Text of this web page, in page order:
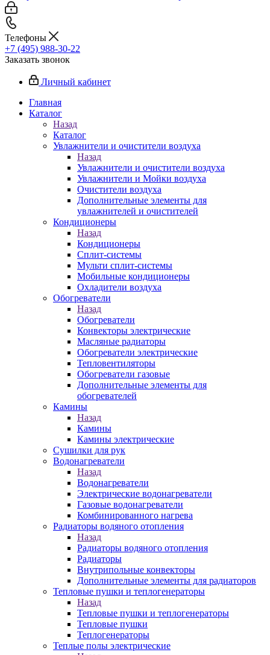
Телефоны
+7 (495) 988-30-22
Заказать звонок
Личный кабинет
Главная
Каталог
Назад
Каталог
Увлажнители и очистители воздуха
Назад
Увлажнители и очистители воздуха
Увлажнители и Мойки воздуха
Очистители воздуха
Дополнительные элементы для
увлажнителей и очистителей
Кондиционеры
Назад
Кондиционеры
Сплит-системы
Мульти сплит-системы
Мобильные кондиционеры
Охладители воздуха
Обогреватели
Назад
Обогреватели
Конвекторы электрические
Масляные радиаторы
Обогреватели электрические
Тепловентиляторы
Обогреватели газовые
Дополнительные элементы для
обогревателей
Камины
Назад
Камины
Камины электрические
Сушилки для рук
Водонагреватели
Назад
Водонагреватели
Электрические водонагреватели
Газовые водонагреватели
Комбинированного нагрева
Радиаторы водяного отопления
Назад
Радиаторы водяного отопления
Радиаторы
Внутрипольные конвекторы
Дополнительные элементы для радиаторов
Тепловые пушки и теплогенераторы
Назад
Тепловые пушки и теплогенераторы
Тепловые пушки
Теплогенераторы
Теплые полы электрические